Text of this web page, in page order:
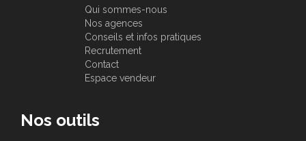
Qui sommes-nous
Nos agences
Conseils et infos pratiques
Recrutement
Contact
Espace vendeur
Nos outils